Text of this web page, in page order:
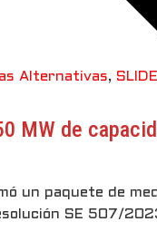
Alternativas,
MW de
un paquete de
SE 507/